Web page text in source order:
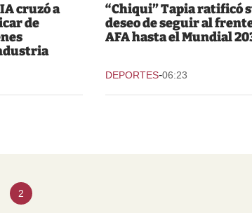
cruzó a
de
“Chiqui” Tapia ratificó
deseo de seguir al
AFA hasta el Mundial
DEPORTES-06:23
2